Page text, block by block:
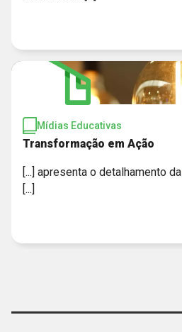
Mídias Educativas
Transformação em Ação
[...] apresenta o detalhamento da
[...]